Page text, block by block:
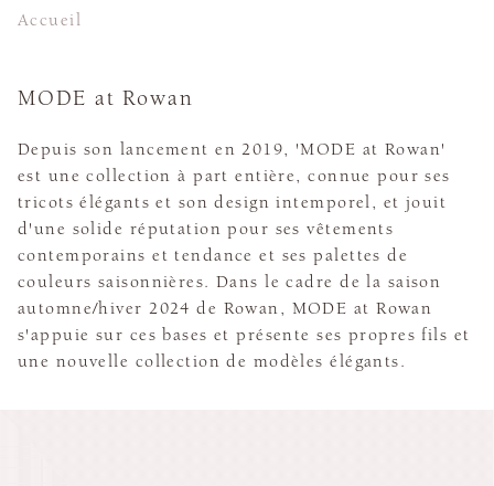
Accueil
MODE at Rowan
Depuis son lancement en 2019, 'MODE at Rowan'
est une collection à part entière, connue pour ses
tricots élégants et son design intemporel, et jouit
d'une solide réputation pour ses vêtements
contemporains et tendance et ses palettes de
couleurs saisonnières. Dans le cadre de la saison
automne/hiver 2024 de Rowan, MODE at Rowan
s'appuie sur ces bases et présente ses propres fils et
une nouvelle collection de modèles élégants.